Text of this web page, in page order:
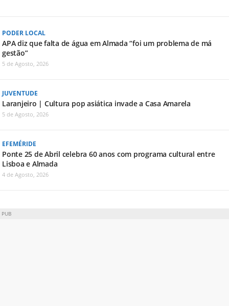
PODER LOCAL
APA diz que falta de água em Almada “foi um problema de má
gestão”
5 de Agosto, 2026
JUVENTUDE
Laranjeiro | Cultura pop asiática invade a Casa Amarela
5 de Agosto, 2026
EFEMÉRIDE
Ponte 25 de Abril celebra 60 anos com programa cultural entre
Lisboa e Almada
4 de Agosto, 2026
PUB